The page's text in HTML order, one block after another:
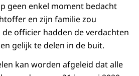
geen enkel moment bedacht
en zijn familie zou
de officier hadden de verdachten
gelijk te delen in de buit.
kan worden afgeleid dat alle